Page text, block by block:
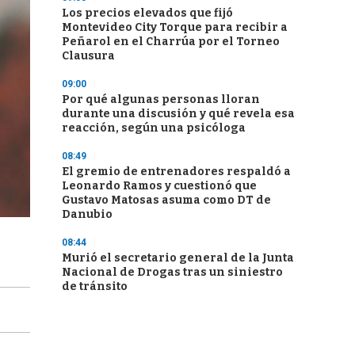
Los precios elevados que fijó
Montevideo City Torque para recibir a
Peñarol en el Charrúa por el Torneo
Clausura
09:00
Por qué algunas personas lloran
durante una discusión y qué revela esa
reacción, según una psicóloga
08:49
El gremio de entrenadores respaldó a
Leonardo Ramos y cuestionó que
Gustavo Matosas asuma como DT de
Danubio
08:44
Murió el secretario general de la Junta
Nacional de Drogas tras un siniestro
de tránsito